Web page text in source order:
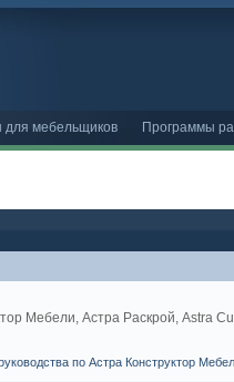
для мебельщиков Программы
Мебели, Астра Раскрой, Astra
по Астра Конструктор